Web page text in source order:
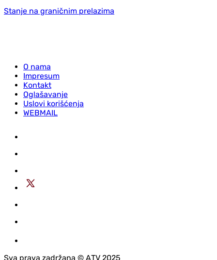
Stanje na graničnim prelazima
O nama
Impresum
Kontakt
Oglašavanje
Uslovi korišćenja
WEBMAIL
Sva prava zadržana © АTV 2025